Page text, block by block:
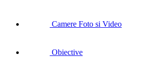
Camere Foto si Video
Obiective